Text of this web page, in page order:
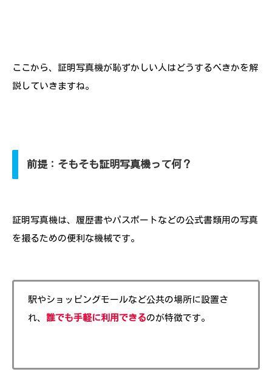
ここから、証明写真機が恥ずかしい人はどうするべきかを解
説していきますね。
前提：そもそも証明写真機って何？
証明写真機は、履歴書やパスポートなどの公式書類用の写真
を撮るための便利な機械です。
駅やショッピングモールなど公共の場所に設置さ
れ、 誰でも手軽に利用できるのが特徴です。